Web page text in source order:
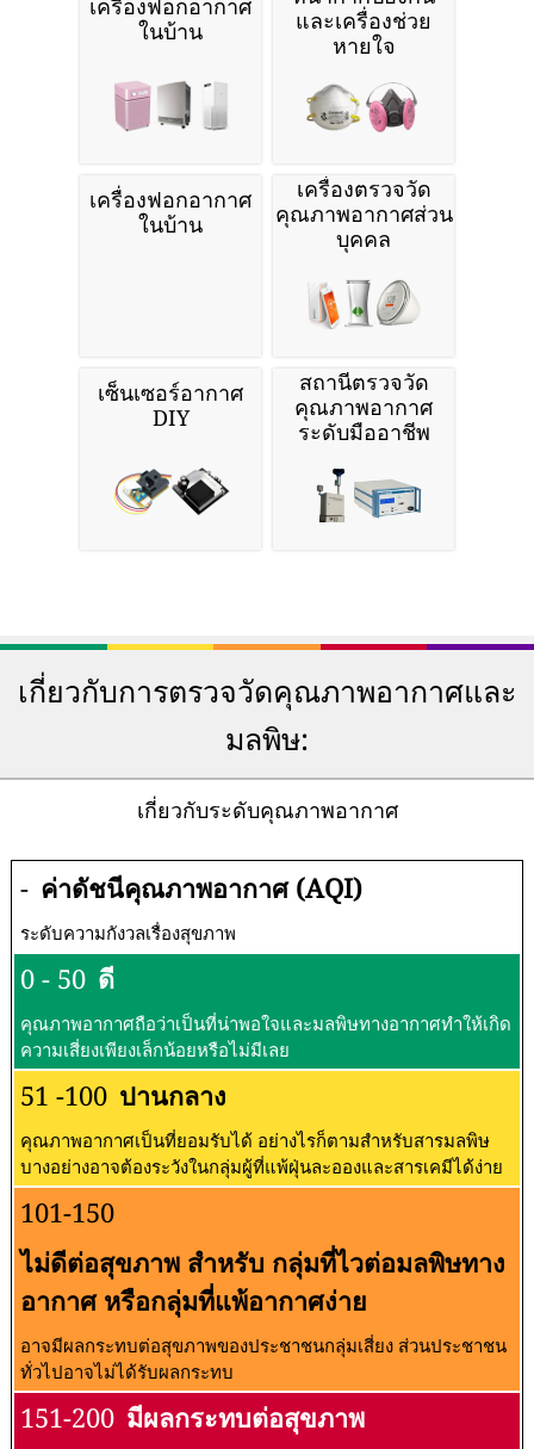
เครื่องฟอกอากาศ
ในบ้าน
และเครื่องช่วย
หายใจ
เครื่องฟอกอากาศ
ในบ้าน
เครื่องตรวจวัด
คุณภาพอากาศส่วน
บุคคล
เซ็นเซอร์อากาศ
DIY
สถานีตรวจวัด
คุณภาพอากาศ
ระดับมืออาชีพ
เกี่ยวกับการตรวจวัดคุณภาพอากาศและ
มลพิษ:
เกี่ยวกับระดับคุณภาพอากาศ
- ค่าดัชนีคุณภาพอากาศ (AQI)
ระดับความกังวลเรื่องสุขภาพ
0 - 50 ดี
คุณภาพอากาศถือว่าเป็นที่น่าพอใจและมลพิษทางอากาศทำให้เกิด
ความเสี่ยงเพียงเล็กน้อยหรือไม่มีเลย
51 -100 ปานกลาง
คุณภาพอากาศเป็นที่ยอมรับได้ อย่างไรก็ตามสำหรับสารมลพิษ
บางอย่างอาจต้องระวังในกลุ่มผู้ที่แพ้ฝุ่นละอองและสารเคมีได้ง่าย
101-150
ไม่ดีต่อสุขภาพ สำหรับ กลุ่มที่ไวต่อมลพิษทาง
อากาศ หรือกลุ่มที่แพ้อากาศง่าย
อาจมีผลกระทบต่อสุขภาพของประชาชนกลุ่มเสี่ยง ส่วนประชาชน
ทั่วไปอาจไม่ได้รับผลกระทบ
151-200 มีผลกระทบต่อสุขภาพ